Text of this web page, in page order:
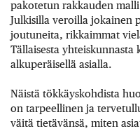
pakotetun rakkauden
Julkisilla veroilla jokainen
joutuneita, rikkaimmat
Tällaisesta
alkuperäisellä asialla.
Näistä tökkäyskohdista
on tarpeellinen ja
väitä tietävänsä, miten